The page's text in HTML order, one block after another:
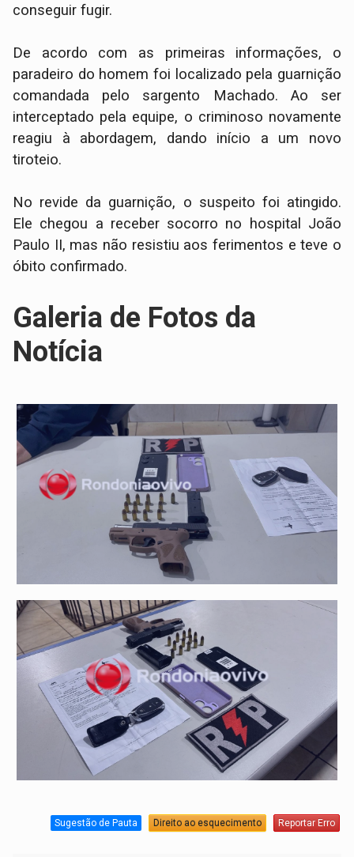
conseguir fugir.
De acordo com as primeiras informações, o
paradeiro do homem foi localizado pela guarnição
comandada pelo sargento Machado. Ao ser
interceptado pela equipe, o criminoso novamente
reagiu à abordagem, dando início a um novo
tiroteio.
​No revide da guarnição, o suspeito foi atingido.
Ele chegou a receber socorro no hospital João
Paulo II, mas não resistiu aos ferimentos e teve o
óbito confirmado.
Galeria de Fotos da
Notícia
Sugestão de Pauta Direito ao esquecimento Reportar Erro